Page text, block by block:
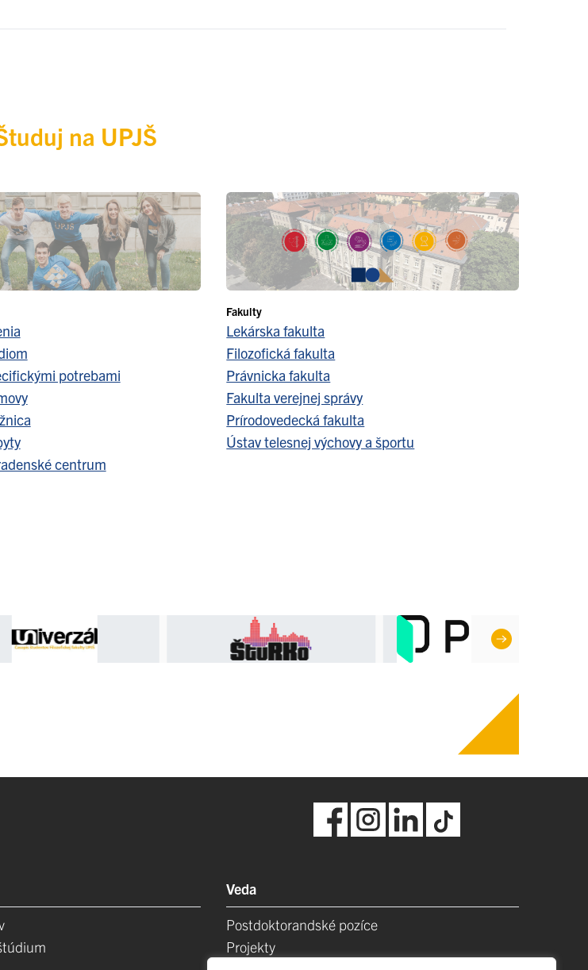
na UPJŠ
potrebami
centrum
Fakulty
Lekárska fakulta
Filozofická fakulta
Právnicka fakulta
Fakulta verejnej správy
Prírodovedecká fakulta
Ústav telesnej výchovy a športu
Veda
Postdoktorandské pozíce
Projekty